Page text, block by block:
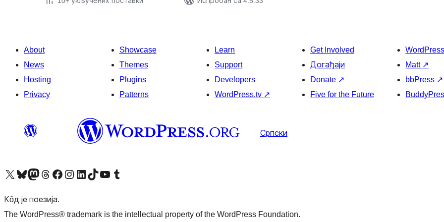
About
News
Hosting
Privacy
Showcase
Themes
Plugins
Patterns
Learn
Support
Developers
WordPress.tv ↗
Get Involved
Догађаји
Donate ↗
Five for the Future
Matt ↗
bbPress ↗
Српски
Visit our X (formerly Twitter) account
Посетите наш Bluesky налог
Visit our Mastodon account
Посетите наш налог на Threads-у Visit our Facebook pageПосетите наш Инстаграм налог
Visit our LinkedIn account
Посетите наш TikTok налог
Visit our YouTube channel
Посетите наш Tumblr налог
Кôд је поезија.
The WordPress® trademark is the intellectual property of the WordPress Foundation.